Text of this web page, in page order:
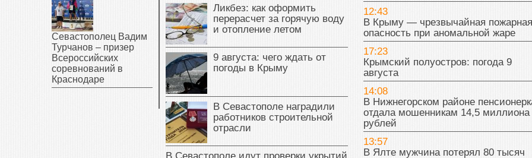
Ликбез: как оформить
перерасчет за горячую воду
и отопление летом
9 августа: чего ждать от
погоды в Крыму
В Севастополе наградили
работников строительной
отрасли
12:43
В Крыму — чрезвычайная пожарная
опасность при аномальной жаре
17:23
Крымский полуостров: погода 9
августа
14:08
В Нижнегорском районе
отдала мошенникам 14,5 миллиона
рублей
13:57
В Ялте мужчина потерял 80 тысяч
Севастополец Вадим
Турчанов – призер
Всероссийских
соревнований в
Краснодаре